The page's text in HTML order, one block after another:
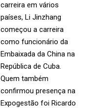
carreira em vários
países, Li Jinzhang
começou a carreira
como funcionário da
Embaixada da China na
República de Cuba.
Quem também
confirmou presença na
Expogestão foi Ricardo